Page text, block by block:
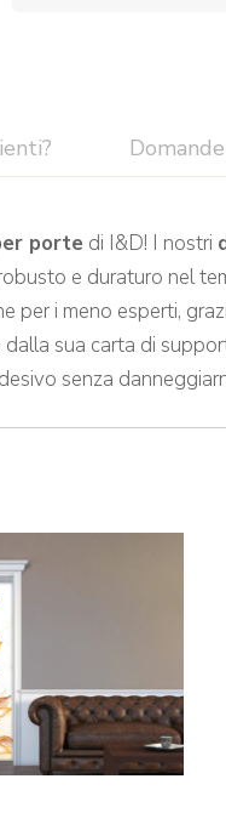
Domande
porte di I&D! I nostri
e duraturo nel
per i meno esperti,
sua carta di
senza